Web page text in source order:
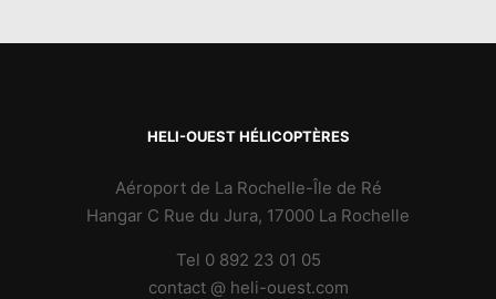
HELI-OUEST HÉLICOPTÈRES
Aéroport de La Rochelle-Île de Ré
Hangar C Rue du Jura, 17000 La Rochelle
Tel 0 892 23 01 05
contact @ heli-ouest.com